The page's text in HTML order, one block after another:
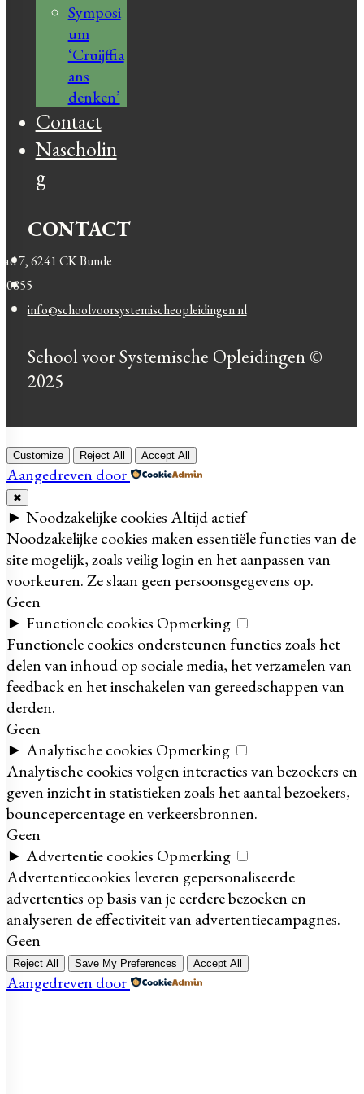
Symposi
um
‘Cruijffia
ans
denken’
Contact
Nascholin
g
CONTACT
7, 6241 CK Bunde
info@schoolvoorsystemischeopleidingen.nl
School voor Systemische Opleidingen ©
2025
Customize Reject All Accept All
Aangedreven door
✖
► Noodzakelijke cookiesAltijd actief
Noodzakelijke cookies maken essentiële functies van de
site mogelijk, zoals veilig login en het aanpassen van
voorkeuren. Ze slaan geen persoonsgegevens op.
Geen
► Functionele cookies Opmerking
Functionele cookies ondersteunen functies zoals het
delen van inhoud op sociale media, het verzamelen van
feedback en het inschakelen van gereedschappen van
derden.
Geen
► Analytische cookies Opmerking
Analytische cookies volgen interacties van bezoekers en
geven inzicht in statistieken zoals het aantal bezoekers,
bouncepercentage en verkeersbronnen.
Geen
► Advertentie cookies Opmerking
Advertentiecookies leveren gepersonaliseerde
advertenties op basis van je eerdere bezoeken en
analyseren de effectiviteit van advertentiecampagnes.
Geen
Reject All Save My Preferences Accept All
Aangedreven door